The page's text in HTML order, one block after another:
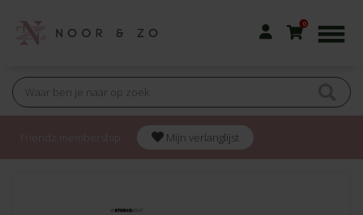
0
Mijn verlanglijst